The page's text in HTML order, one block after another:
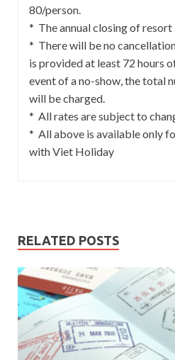
80/person.
* The annual closing of
* There will be no
is provided at least 72 hours
event of a no-show, the total
will be charged.
* All rates are subject to
* All above is available only
with Viet Holiday
RELATED POSTS